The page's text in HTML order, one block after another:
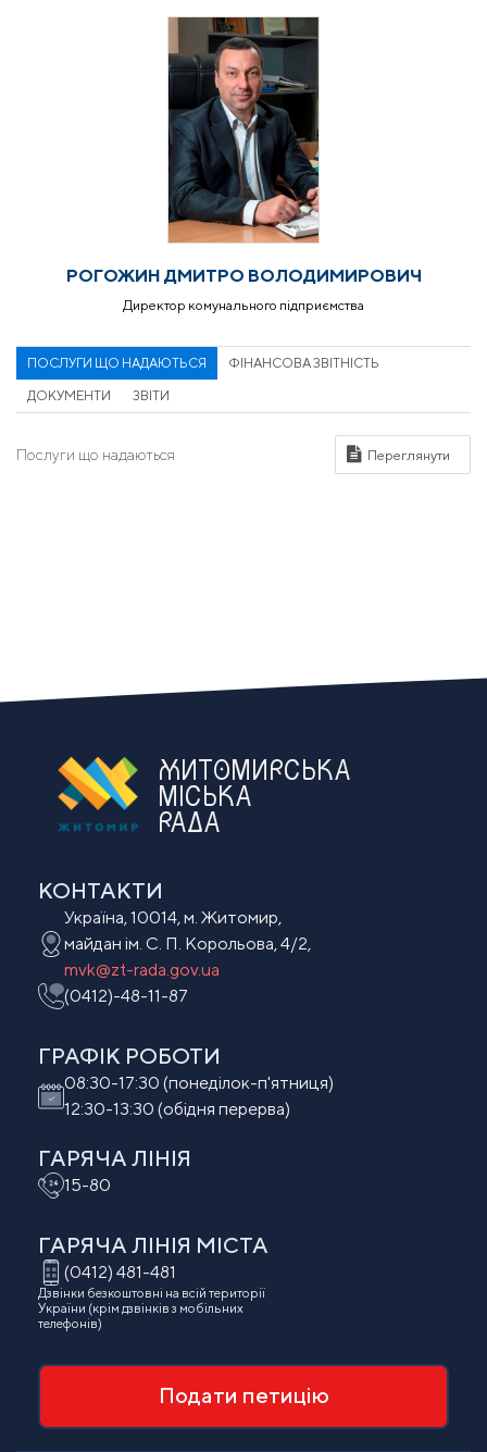
РОГОЖИН ДМИТРО ВОЛОДИМИРОВИЧ
Директор комунального підприємства
ПОСЛУГИ ЩО НАДАЮТЬСЯ
ФІНАНСОВА ЗВІТНІСТЬ
ДОКУМЕНТИ
ЗВІТИ
Послуги що надаються
ЖИТОМИРСЬКА
МІСЬКА
РАДА
КОНТАКТИ
Україна, 10014, м. Житомир,
майдан ім. С. П. Корольова, 4/2,
mvk@zt-rada.gov.ua
(0412)-48-11-87
ГРАФІК РОБОТИ
08:30-17:30 (понеділок-п'ятниця)
12:30-13:30 (обідня перерва)
ГАРЯЧА ЛІНІЯ
15-80
ГАРЯЧА ЛІНІЯ МIСТА
(0412) 481-481
Дзвінки безкоштовні на всій території
України (крім дзвінків з мобільних
телефонів)
Подати петицію